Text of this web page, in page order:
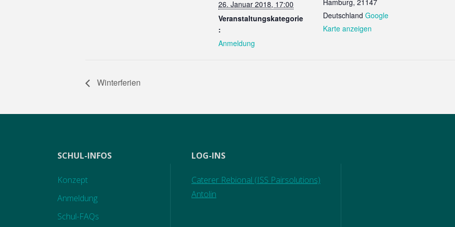
26. Januar 2018, 17:00
Veranstaltungskategorie
:
Anmeldung
Hamburg, 21147
Deutschland Google
Karte anzeigen
Winterferien
SCHUL-INFOS
Konzept
Anmeldung
Schul-FAQs
LOG-INS
Caterer Rebional (ISS Pairsolutions)
Antolin